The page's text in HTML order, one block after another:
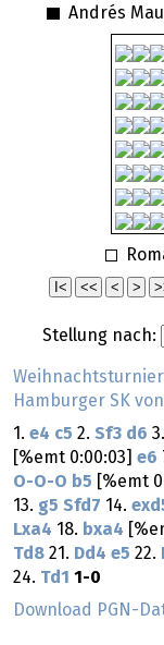
Andrés
Stellung nach:
Weihnachtsturnier
Hamburger SK von
1. e4 c5 2. Sf3 d6 3.
[%emt 0:00:03] e6
O-O-O b5 [%emt
13. g5 Sfd7 14.
Lxa4 18. bxa4
Td8 21. Dd4 e5 22.
24. Td1 1-0
Download PGN-